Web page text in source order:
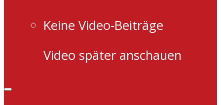
Keine Video-Beiträge
Video später anschauen